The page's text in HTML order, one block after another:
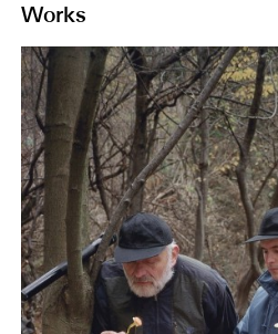
Works